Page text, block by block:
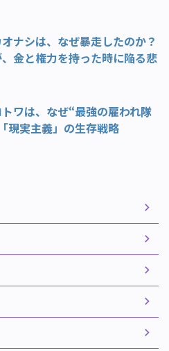
ナシは、なぜ暴走したのか？
金と権力を持った時に陥る悲
ワは、なぜ“最強の雇われ隊
現実主義」の生存戦略